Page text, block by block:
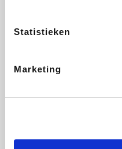
Statistieken
Marketing
CheapTickets.be